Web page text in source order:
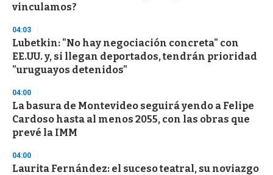
vinculamos?
04:03
Lubetkin: "No hay negociación concreta" con
EE.UU. y, si llegan deportados, tendrán prioridad
"uruguayos detenidos"
04:00
La basura de Montevideo seguirá yendo a Felipe
Cardoso hasta al menos 2055, con las obras que
prevé la IMM
04:00
Laurita Fernández: el suceso teatral, su noviazgo